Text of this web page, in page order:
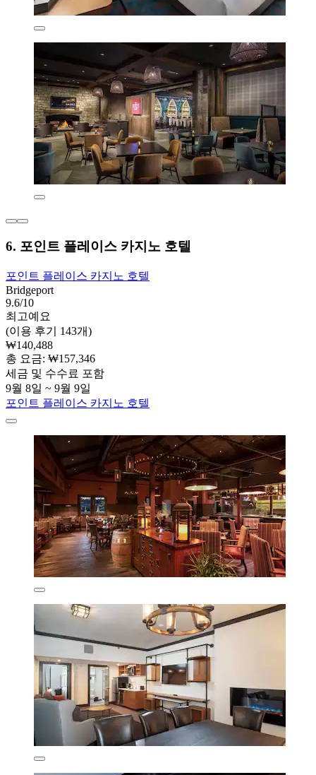
6. 포인트 플레이스 카지노 호텔
포인트 플레이스 카지노 호텔
Bridgeport
9.6/10
최고예요
(이용 후기 143개)
₩140,488
총 요금: ₩157,346
세금 및 수수료 포함
9월 8일 ~ 9월 9일
포인트 플레이스 카지노 호텔